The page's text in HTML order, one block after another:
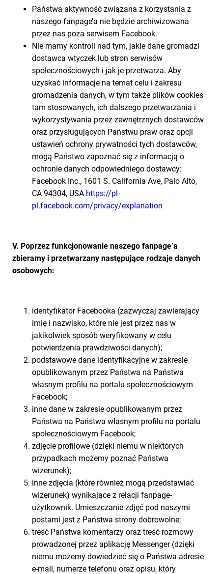
Państwa aktywność związana z korzystania z
naszego fanpage’a nie będzie archiwizowana
przez nas poza serwisem Facebook.
Nie mamy kontroli nad tym, jakie dane gromadzi
dostawca wtyczek lub stron serwisów
społecznościowych i jak je przetwarza. Aby
uzyskać informacje na temat celu i zakresu
gromadzenia danych, w tym także plików cookies
tam stosowanych, ich dalszego przetwarzania i
wykorzystywania przez zewnętrznych dostawców
oraz przysługujących Państwu praw oraz opcji
ustawień ochrony prywatności tych dostawców,
mogą Państwo zapoznać się z informacją o
ochronie danych odpowiedniego dostawcy:
Facebook Inc., 1601 S. California Ave, Palo Alto,
CA 94304, USA https://pl-
pl.facebook.com/privacy/explanation
V. Poprzez funkcjonowanie naszego fanpage’a
zbieramy i przetwarzany następujące rodzaje danych
osobowych:
identyfikator Facebooka (zazwyczaj zawierający
imię i nazwisko, które nie jest przez nas w
jakikolwiek sposób weryfikowany w celu
potwierdzenia prawdziwości danych);
podstawowe dane identyfikacyjne w zakresie
opublikowanym przez Państwa na Państwa
własnym profilu na portalu społecznościowym
Facebook;
inne dane w zakresie opublikowanym przez
Państwa na Państwa własnym profilu na portalu
społecznościowym Facebook;
zdjęcie profilowe (dzięki niemu w niektórych
przypadkach możemy poznać Państwa
wizerunek);
inne zdjęcia (które również mogą przedstawiać
wizerunek) wynikające z relacji fanpage-
użytkownik. Umieszczanie zdjęć pod naszymi
postami jest z Państwa strony dobrowolne;
treść Państwa komentarzy oraz treść rozmowy
prowadzonej przez aplikację Messenger (dzięki
niemu możemy dowiedzieć się o Państwa adresie
e-mail, numerze telefonu oraz opisu, który